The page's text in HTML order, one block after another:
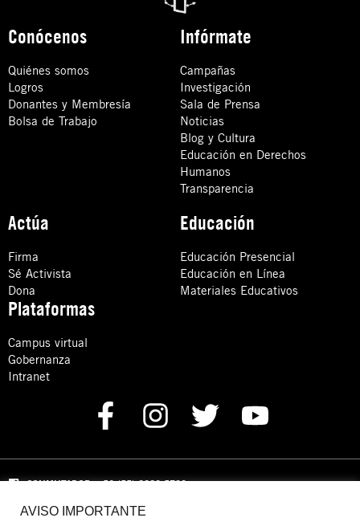
Conócenos
Quiénes somos
Logros
Donantes y Membresía
Bolsa de Trabajo
Infórmate
Campañas
Investigación
Sala de Prensa
Noticias
Blog y Cultura
Educación en Derechos
Humanos
Transparencia
Actúa
Firma
Sé Activista
Dona
Educación
Educación Presencial
Educación en Línea
Materiales Educativos
Plataformas
Campus virtual
Gobernanza
Intranet
CONMUTADOR: +52 (55) 8880 5730
Domicilio: Calle Hércules 13,
AVISO IMPORTANTE